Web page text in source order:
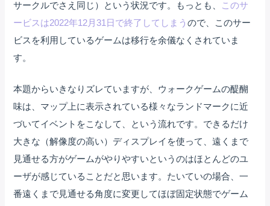
サークルでさえ同じ）という状況です。もっとも、 このサ
ービスは2022年12月31日で終了してしまうので、このサー
ビスを利用しているゲームは移行を余儀なくされていま
す。
本題からいきなりズレていますが、ウォークゲームの醍醐
味は、マップ上に表示されている様々なランドマークに近
づいてイベントをこなして、という流れです。できるだけ
大きな（解像度の高い）ディスプレイを使って、遠くまで
見通せる方がゲームがやりやすいというのはほとんどのユ
ーザが感じていることだと思います。たいていの場合、一
番遠くまで見通せる角度に変更してほぼ固定状態でゲーム